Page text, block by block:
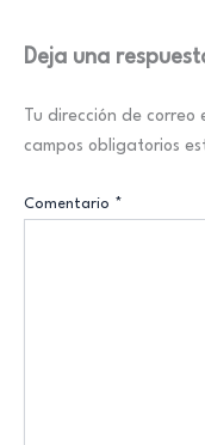
Deja una
Tu dirección de
campos obligatorios
Comentario *